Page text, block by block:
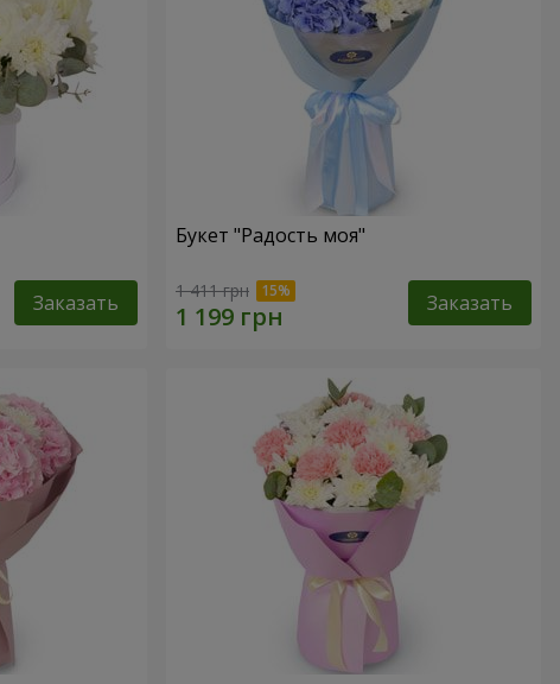
Заказать
Букет "Радость моя"
1 411 грн Заказать